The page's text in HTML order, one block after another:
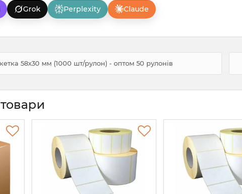
Grok Perplexity Claude
58x30 мм (1000 шт/рулон) - оптом 50 рулонів